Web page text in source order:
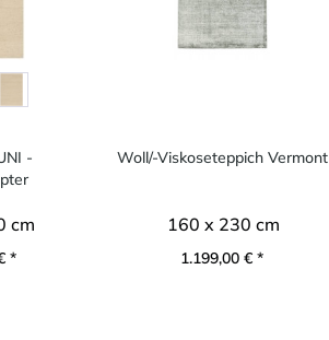
-
cm
*
Woll/-Viskoseteppich Vermont
160 x 230 cm
1.199,00 € *